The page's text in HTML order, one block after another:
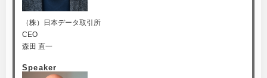
（株）日本データ取引所
CEO
森田 直一
Speaker